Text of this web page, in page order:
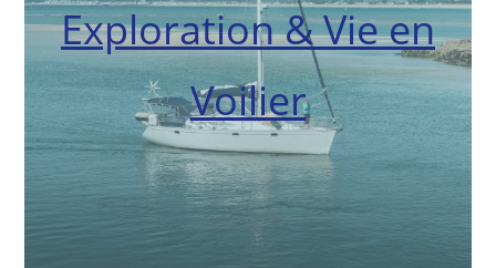
Exploration & Vie en
Voilier